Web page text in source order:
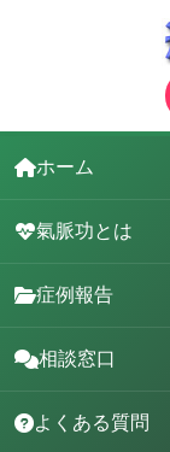
ホーム
氣脈功とは
症例報告
相談窓口
よくある質問